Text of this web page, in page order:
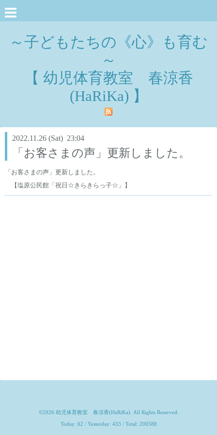
～子どもたちの《心》も育む
～
【 幼児体育教室 春涼香
(HaRiKa) 】
2022.11.26 (Sat) 23:04
「お客さまの声」更新しました。
「お客さまの声」更新しました。
【塩原公民館「祝日☆きらきらっ子☆」】
©2026 幼児体育教室 春涼香(HaRiKa) . All Rights Reserved.
Today: 62 / Yesterday: 433 / Total: 200588